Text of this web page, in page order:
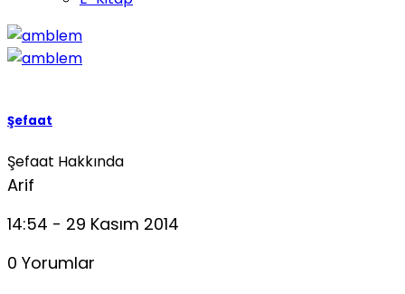
Şefaat
Şefaat Hakkında
Arif
14:54 - 29 Kasım 2014
0 Yorumlar